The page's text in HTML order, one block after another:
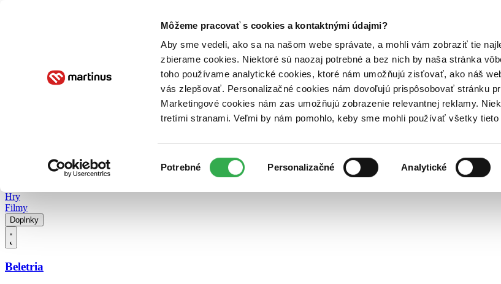
Môžeme pracovať s cookies a kontaktnými údajmi?
Aby sme vedeli, ako sa na našom webe správate, a mohli vám zobraziť tie
zbierame cookies. Niektoré sú naozaj potrebné a bez nich by naša stránka
toho používame analytické cookies, ktoré nám umožňujú zisťovať, ako náš
vás zlepšovať. Personalizačné cookies nám dovoľujú prispôsobovať stránku
Marketingové cookies nám zas umožňujú zobrazenie relevantnej reklamy.
tretími stranami. Veľmi by nám pomohlo, keby sme mohli používať všetky
súhlasu
Potrebné Personalizačné Analytické
Poukážky Kontakt
Hry
Filmy
Doplnky
Beletria